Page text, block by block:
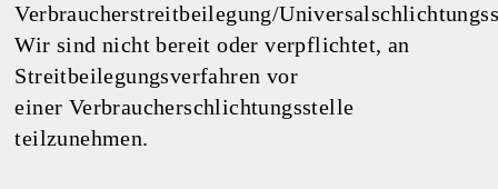
Instagram
Verbraucherstreitbeilegung/
Wir sind nicht bereit oder verpflichtet, an
Streitbeilegungsverfahren vor
einer Verbraucherschlichtungsstelle
teilzunehmen.